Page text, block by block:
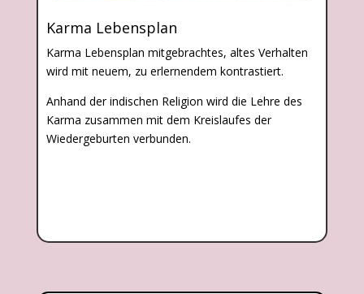
Karma Lebensplan
Karma Lebensplan mitgebrachtes, altes Verhalten
wird mit neuem, zu erlernendem kontrastiert.
Anhand der indischen Religion wird die Lehre des
Karma zusammen mit dem Kreislaufes der
Wiedergeburten verbunden.